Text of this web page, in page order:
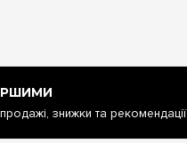
знижки та рекомендації